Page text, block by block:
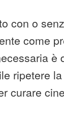
con o
come
è
ripetere
curare